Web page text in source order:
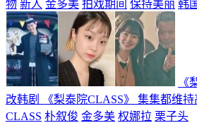
物 新人 金多美 拍戏期间 保持美丽 韩
《
改韩剧 《梨泰院CLASS》 集集都维
CLASS 朴叙俊 金多美 权娜拉 栗子头